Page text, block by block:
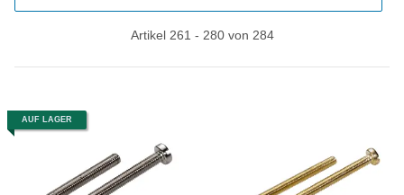
Artikel 261 - 280 von 284
AUF LAGER